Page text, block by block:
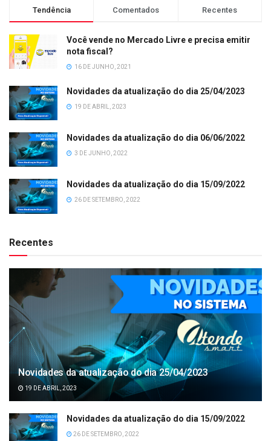
Tendência Comentados Recentes
Você vende no Mercado Livre e precisa emitir
nota fiscal?
16 DE JUNHO, 2021
Novidades da atualização do dia 25/04/2023
19 DE ABRIL, 2023
Novidades da atualização do dia 06/06/2022
3 DE JUNHO, 2022
Novidades da atualização do dia 15/09/2022
26 DE SETEMBRO, 2022
Recentes
Novidades da atualização do dia 25/04/2023
19 DE ABRIL, 2023
Novidades da atualização do dia 15/09/2022
26 DE SETEMBRO, 2022